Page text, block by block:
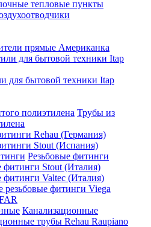
тепловые пункты
прямые Американка
для бытовой техники Itap
Трубы из
Rehau (Германия)
Stout (Испания)
Резьбовые фитинги
фитинги Stout (Италия)
фитинги Valtec (Италия)
резьбовые фитинги Viega
Канализационные
трубы Rehau Raupiano